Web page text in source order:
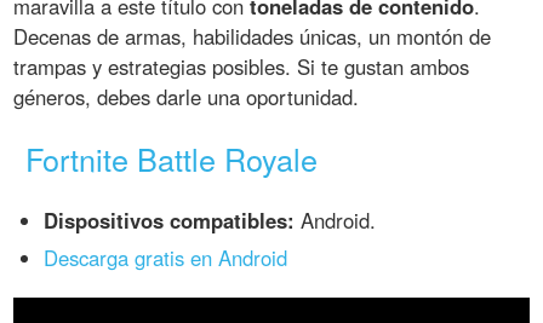
Decenas de armas, habilidades únicas, un montón de
trampas y estrategias posibles. Si te gustan ambos
géneros, debes darle una oportunidad.
Fortnite Battle Royale
Dispositivos compatibles: Android.
Descarga gratis en Android